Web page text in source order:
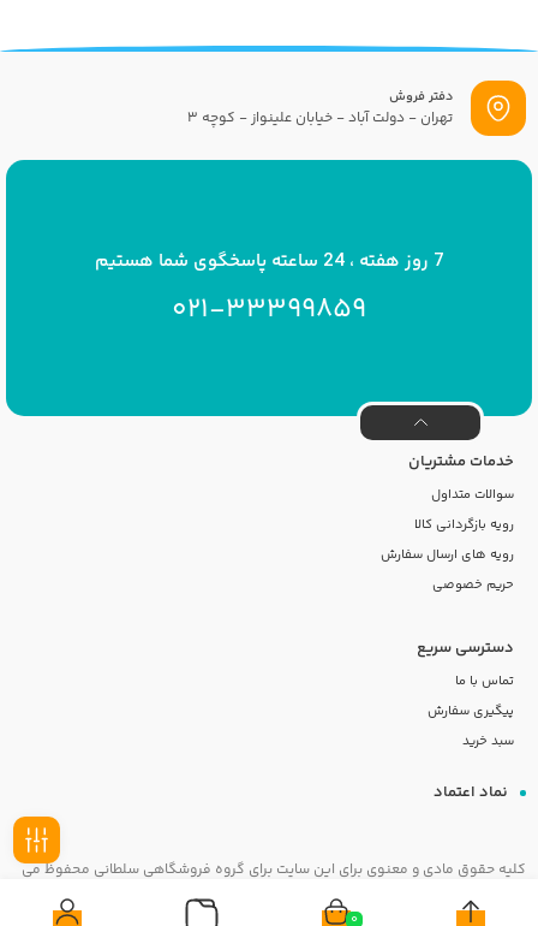
0
دفتر فروش
تهران - دولت آباد - خیابان علینواز - کوچه 3
7 روز هفته ، 24 ساعته پاسخگوی شما هستیم
021-33399859
خدمات مشتریان
سوالات متداول
رویه بازگردانی کالا
رویه های ارسال سفارش
حریم خصوصی
دسترسی سریع
تماس با ما
پیگیری سفارش
سبد خرید
نماد اعتماد
کلیه حقوق مادی و معنوی برای این سایت برای گروه فروشگاهی سلطانی محفوظ می